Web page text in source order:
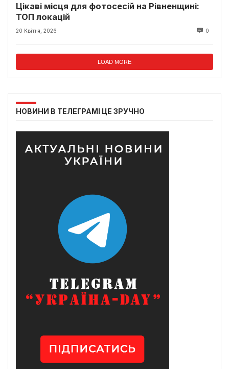
Цікаві місця для фотосесій на Рівненщині:
ТОП локацій
20 Квітня, 2026 0
LOAD MORE
НОВИНИ В ТЕЛЕГРАМІ ЦЕ ЗРУЧНО